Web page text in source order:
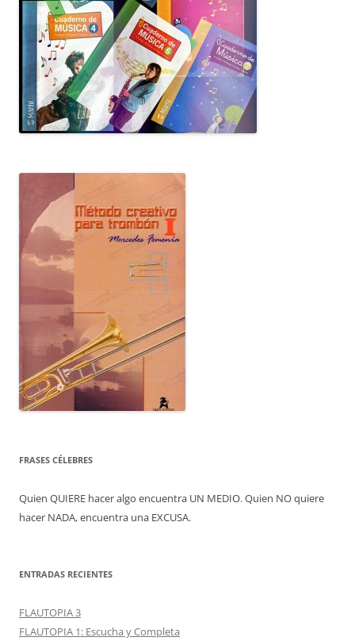
FRASES CÉLEBRES
Quien QUIERE hacer algo encuentra UN MEDIO. Quien NO quiere
hacer NADA, encuentra una EXCUSA.
ENTRADAS RECIENTES
FLAUTOPIA 3
FLAUTOPIA 1: Escucha y Completa